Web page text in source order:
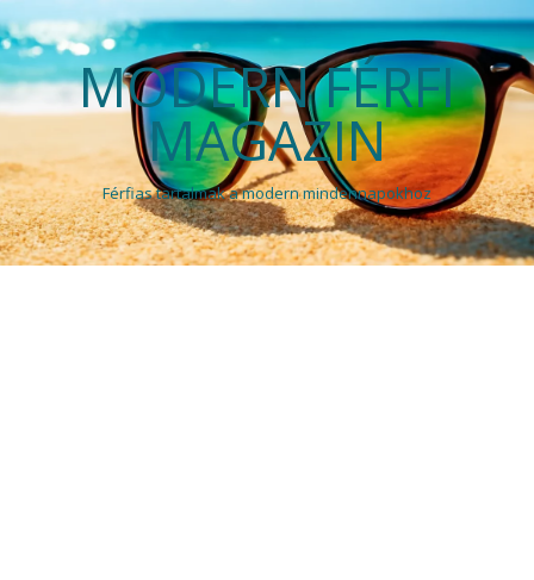
MODERN FÉRFI
MAGAZIN
Férfias tartalmak a modern mindennapokhoz